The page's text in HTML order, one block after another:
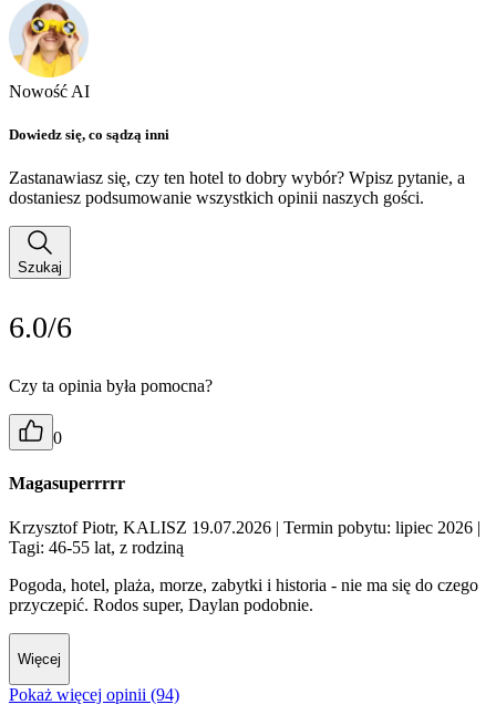
Nowość AI
Dowiedz się, co sądzą inni
Zastanawiasz się, czy ten hotel to dobry wybór? Wpisz pytanie, a
dostaniesz podsumowanie wszystkich opinii naszych gości.
Szukaj
6.0/6
Czy ta opinia była pomocna?
0
Magasuperrrrr
Krzysztof Piotr, KALISZ 19.07.2026 | Termin pobytu: lipiec 2026 |
Tagi: 46-55 lat, z rodziną
Pogoda, hotel, plaża, morze, zabytki i historia - nie ma się do czego
przyczepić. Rodos super, Daylan podobnie.
Więcej
Pokaż więcej opinii (94)